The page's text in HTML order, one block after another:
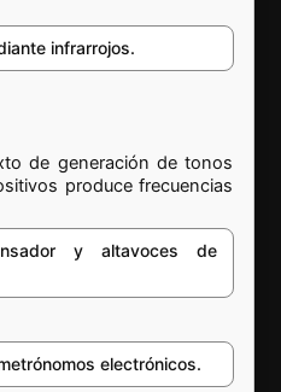
infrarrojos.
de generación de tonos
produce frecuencias
y altavoces de
electrónicos.